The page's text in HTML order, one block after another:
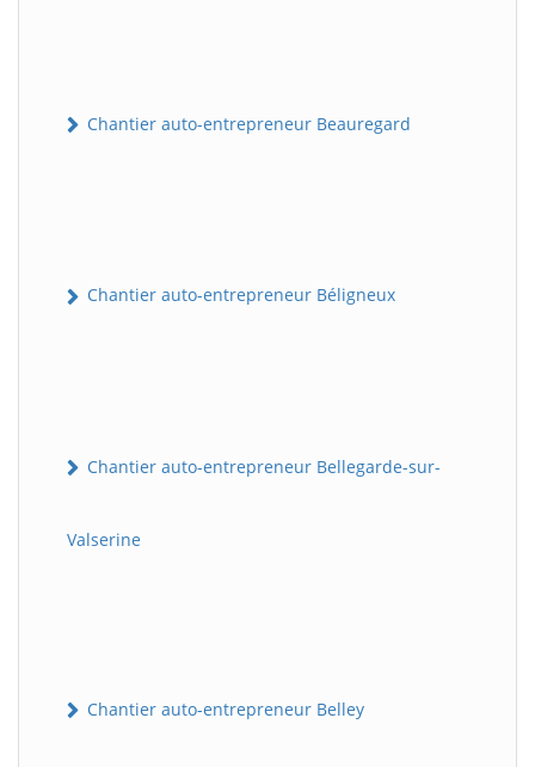
Chantier auto-entrepreneur Beauregard
Chantier auto-entrepreneur Béligneux
Chantier auto-entrepreneur Bellegarde-sur-
Valserine
Chantier auto-entrepreneur Belley